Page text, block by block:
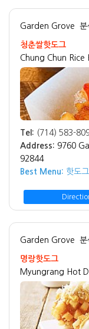
Garden Grove
청춘쌀핫도그
Chung Chun
Tel: (714) 583-
Address: 9760
92844
Best Menu: 핫도
Garden Grove
명랑핫도그
Myungrang Hot